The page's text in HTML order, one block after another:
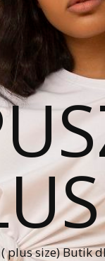
plus size) Butik